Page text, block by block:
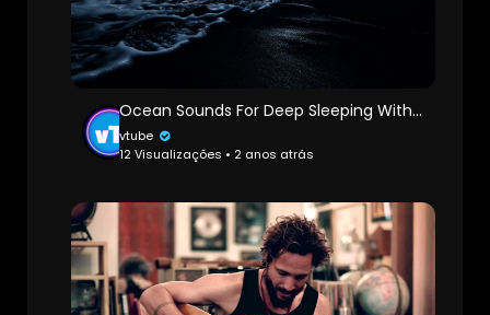
Ocean Sounds For Deep Sleeping With A Dark Screen And Rolling Waves
vtube
12 Visualizações • 2 anos atrás